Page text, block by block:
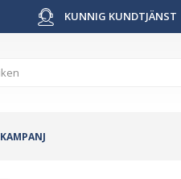
KUNNIG KUNDTJÄNST
KAMPANJ